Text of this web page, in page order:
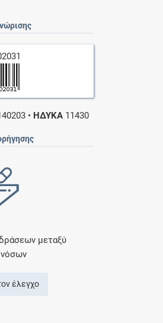
• ΗΔΥΚΑ 11430
μεταξύ
νόσων
έλεγχο